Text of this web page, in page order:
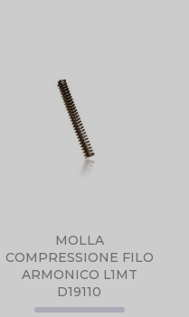
MOLLA
COMPRESSIONE FILO
ARMONICO L1MT
D19110